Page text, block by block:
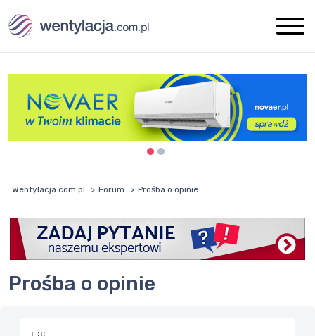
Wentylacja.com.pl Forum Prośba o opinie
Prośba o opinie